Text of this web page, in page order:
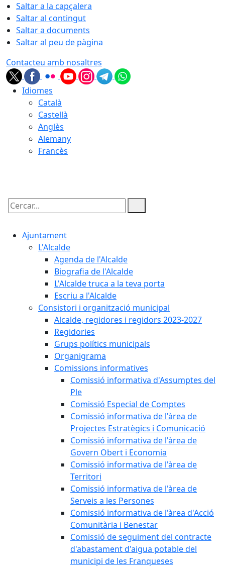
Saltar a la capçalera
Saltar al contingut
Saltar a documents
Saltar al peu de pàgina
Contacteu amb nosaltres
Idiomes
Català
Castellà
Anglès
Alemany
Francès
Cercar:
Ajuntament
L'Alcalde
Agenda de l'Alcalde
Biografia de l'Alcalde
L'Alcalde truca a la teva porta
Escriu a l'Alcalde
Consistori i organització municipal
Alcalde, regidores i regidors 2023-2027
Regidories
Grups polítics municipals
Organigrama
Comissions informatives
Comissió informativa d'Assumptes del
Ple
Comissió Especial de Comptes
Comissió informativa de l'àrea de
Projectes Estratègics i Comunicació
Comissió informativa de l'àrea de
Govern Obert i Economia
Comissió informativa de l'àrea de
Territori
Comissió informativa de l'àrea de
Serveis a les Persones
Comissió informativa de l'àrea d'Acció
Comunitària i Benestar
Comissió de seguiment del contracte
d'abastament d'aigua potable del
municipi de les Franqueses